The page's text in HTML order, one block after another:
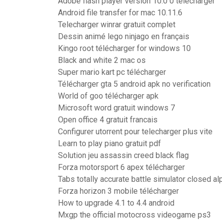
Android file transfer for mac 10.11.6
Telecharger winrar gratuit complet
Dessin animé lego ninjago en français
Kingo root télécharger for windows 10
Black and white 2 mac os
Super mario kart pc télécharger
Télécharger gta 5 android apk no verification
World of goo télécharger apk
Microsoft word gratuit windows 7
Open office 4 gratuit francais
Configurer utorrent pour telecharger plus vite
Learn to play piano gratuit pdf
Solution jeu assassin creed black flag
Forza motorsport 6 apex télécharger
Tabs totally accurate battle simulator closed
Forza horizon 3 mobile télécharger
How to upgrade 4.1 to 4.4 android
Mxgp the official motocross videogame ps3